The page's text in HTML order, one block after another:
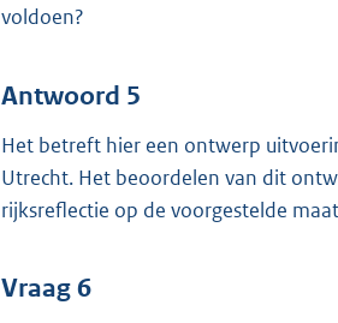
voldoen?
Antwoord 5
Het betreft hier een ontwerp
Utrecht. Het beoordelen van dit
rijksreflectie op de voorgestelde
Vraag 6